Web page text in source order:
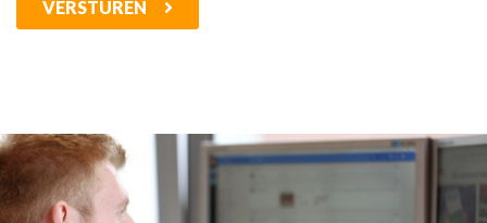
VERSTUREN